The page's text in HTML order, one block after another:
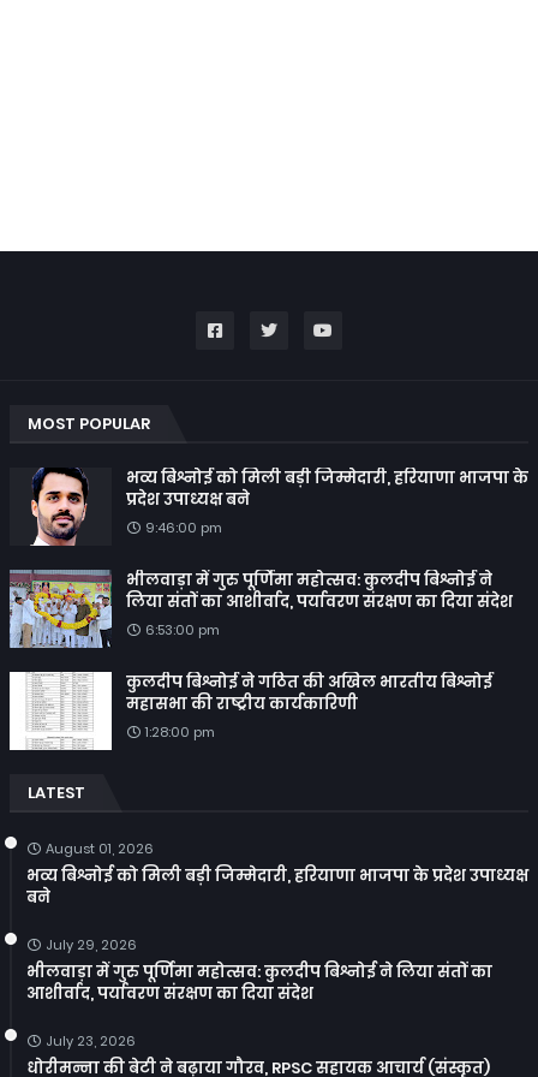
MOST POPULAR
भव्य बिश्नोई को मिली बड़ी जिम्मेदारी, हरियाणा भाजपा के
प्रदेश उपाध्यक्ष बने
9:46:00 pm
भीलवाड़ा में गुरु पूर्णिमा महोत्सव: कुलदीप बिश्नोई ने
लिया संतों का आशीर्वाद, पर्यावरण संरक्षण का दिया संदेश
6:53:00 pm
कुलदीप बिश्नोई ने गठित की अखिल भारतीय बिश्नोई
महासभा की राष्ट्रीय कार्यकारिणी
1:28:00 pm
LATEST
August 01, 2026
भव्य बिश्नोई को मिली बड़ी जिम्मेदारी, हरियाणा भाजपा के प्रदेश उपाध्यक्ष
बने
July 29, 2026
भीलवाड़ा में गुरु पूर्णिमा महोत्सव: कुलदीप बिश्नोई ने लिया संतों का
आशीर्वाद, पर्यावरण संरक्षण का दिया संदेश
July 23, 2026
धोरीमन्ना की बेटी ने बढ़ाया गौरव, RPSC सहायक आचार्य (संस्कृत)